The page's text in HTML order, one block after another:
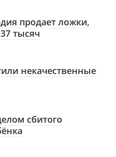
продает ложки,
тысяч
некачественные
сбитого